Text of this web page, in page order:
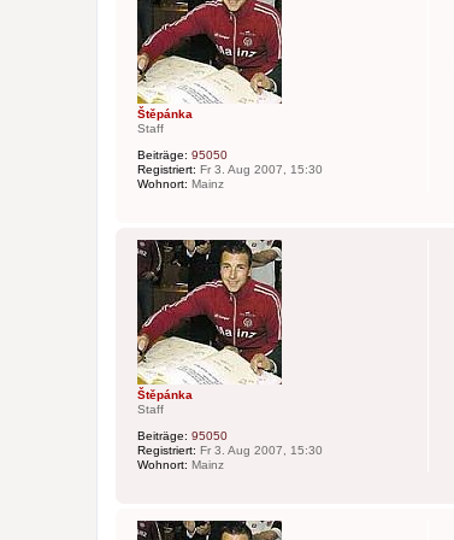
Štěpánka
Staff
Beiträge: 95050
Registriert: Fr 3. Aug 2007, 15:30
Wohnort: Mainz
Štěpánka
Staff
Beiträge: 95050
Registriert: Fr 3. Aug 2007, 15:30
Wohnort: Mainz